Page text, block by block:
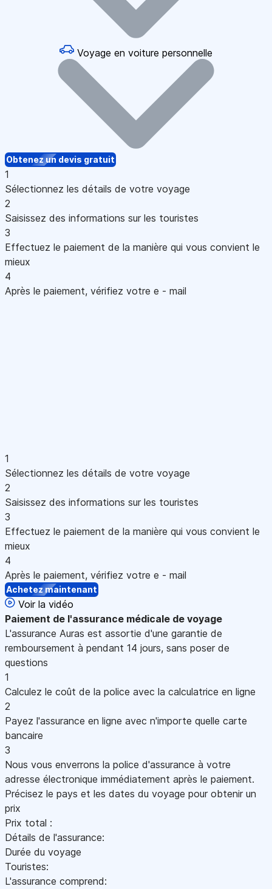
Voyage en voiture personnelle
Obtenez un devis gratuit
1
Sélectionnez les détails de votre voyage
2
Saisissez des informations sur les touristes
3
Effectuez le paiement de la manière qui vous convient le
mieux
4
Après le paiement, vérifiez votre e - mail
1
Sélectionnez les détails de votre voyage
2
Saisissez des informations sur les touristes
3
Effectuez le paiement de la manière qui vous convient le
mieux
4
Après le paiement, vérifiez votre e - mail
Achetez maintenant
Voir la vidéo
Paiement de l'assurance médicale de voyage
L'assurance Auras est assortie d'une garantie de
remboursement à pendant 14 jours, sans poser de
questions
1
Calculez le coût de la police avec la calculatrice en ligne
2
Payez l'assurance en ligne avec n'importe quelle carte
bancaire
3
Nous vous enverrons la police d'assurance à votre
adresse électronique immédiatement après le paiement.
Précisez le pays et les dates du voyage pour obtenir un
prix
Prix total :
Détails de l'assurance:
Durée du voyage
Touristes:
L'assurance comprend: